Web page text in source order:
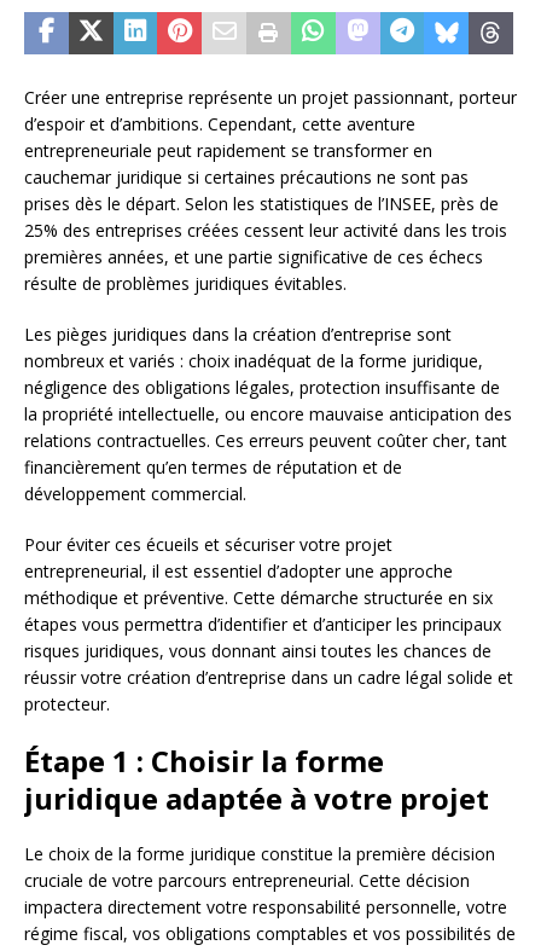
Créer une entreprise représente un projet passionnant, porteur
d’espoir et d’ambitions. Cependant, cette aventure
entrepreneuriale peut rapidement se transformer en
cauchemar juridique si certaines précautions ne sont pas
prises dès le départ. Selon les statistiques de l’INSEE, près de
25% des entreprises créées cessent leur activité dans les trois
premières années, et une partie significative de ces échecs
résulte de problèmes juridiques évitables.
Les pièges juridiques dans la création d’entreprise sont
nombreux et variés : choix inadéquat de la forme juridique,
négligence des obligations légales, protection insuffisante de
la propriété intellectuelle, ou encore mauvaise anticipation des
relations contractuelles. Ces erreurs peuvent coûter cher, tant
financièrement qu’en termes de réputation et de
développement commercial.
Pour éviter ces écueils et sécuriser votre projet
entrepreneurial, il est essentiel d’adopter une approche
méthodique et préventive. Cette démarche structurée en six
étapes vous permettra d’identifier et d’anticiper les principaux
risques juridiques, vous donnant ainsi toutes les chances de
réussir votre création d’entreprise dans un cadre légal solide et
protecteur.
Étape 1 : Choisir la forme
juridique adaptée à votre projet
Le choix de la forme juridique constitue la première décision
cruciale de votre parcours entrepreneurial. Cette décision
impactera directement votre responsabilité personnelle, votre
régime fiscal, vos obligations comptables et vos possibilités de